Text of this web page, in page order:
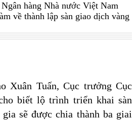
hàng Nhà nước Việt Nam
về thành lập sàn giao dịch vàng
Xuân Tuấn, Cục trưởng Cục
biết lộ trình triển khai sàn
sẽ được chia thành ba giai